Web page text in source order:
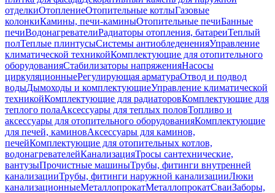
отделкиОтоплениеОтопительные котлыГазовые
колонкиКамины, печи-каминыОтопительные печиБанные
печиВодонагревателиРадиаторы отопления, батареиТеплый
полТеплые плинтусыСистемы антиобледененияУправление
климатической техникойКомплектующие для отопительного
оборудованияСтабилизаторы напряженияНасосы
циркуляционныеРегулирующая арматураОтвод и подвод
водыДымоходы и комплектующиеУправление климатической
техникойКомплектующие для радиаторовКомплектующие для
теплого полаАксессуары для теплых половТопливо и
аксессуары для отопительного оборудованияКомплектующие
для печей, каминовАксессуары для каминов,
печейКомплектующие для отопительных котлов,
водонагревателейКанализацияТросы сантехнические,
вантузыПрочистные машиныТрубы, фитинги внутренней
канализацииТрубы, фитинги наружной канализацииЛюки
канализационныеМеталлопрокатМеталлопрокатСваиЗаборы,